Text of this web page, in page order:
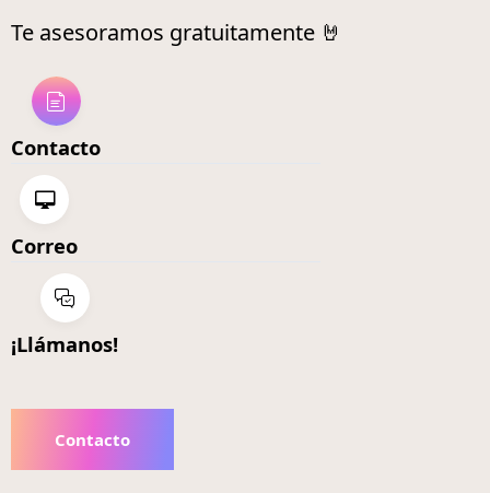
Te asesoramos gratuitamente 🤘
Contacto
Correo
¡Llámanos!
Contacto